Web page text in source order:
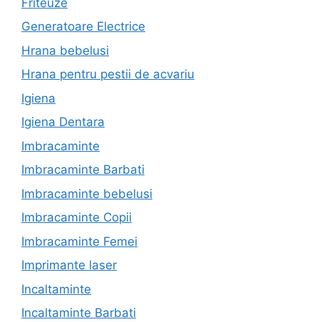
Generatoare Electrice
Hrana bebelusi
Hrana pentru pestii de acvariu
Igiena
Igiena Dentara
Imbracaminte
Imbracaminte Barbati
Imbracaminte bebelusi
Imbracaminte Copii
Imbracaminte Femei
Imprimante laser
Incaltaminte
Incaltaminte Barbati